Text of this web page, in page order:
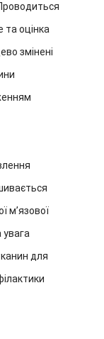
та оцінка
змінені
м’язової
увага
для